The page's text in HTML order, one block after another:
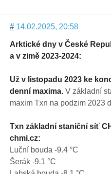
#14.02.2025, 20:58
Arktické dny v České
a v zimě 2023-2024:
Už v listopadu 2023 ke
denní maxima.V základní
maxim Txn na podzim 2023
Txn základní staniční síť
chmi.cz:
Luční bouda -9.4 °C
Šerák -9.1 °C